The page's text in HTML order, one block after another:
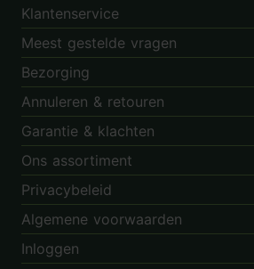
Klantenservice
Meest gestelde vragen
Bezorging
Annuleren & retouren
Garantie & klachten
Ons assortiment
Privacybeleid
Algemene voorwaarden
Inloggen